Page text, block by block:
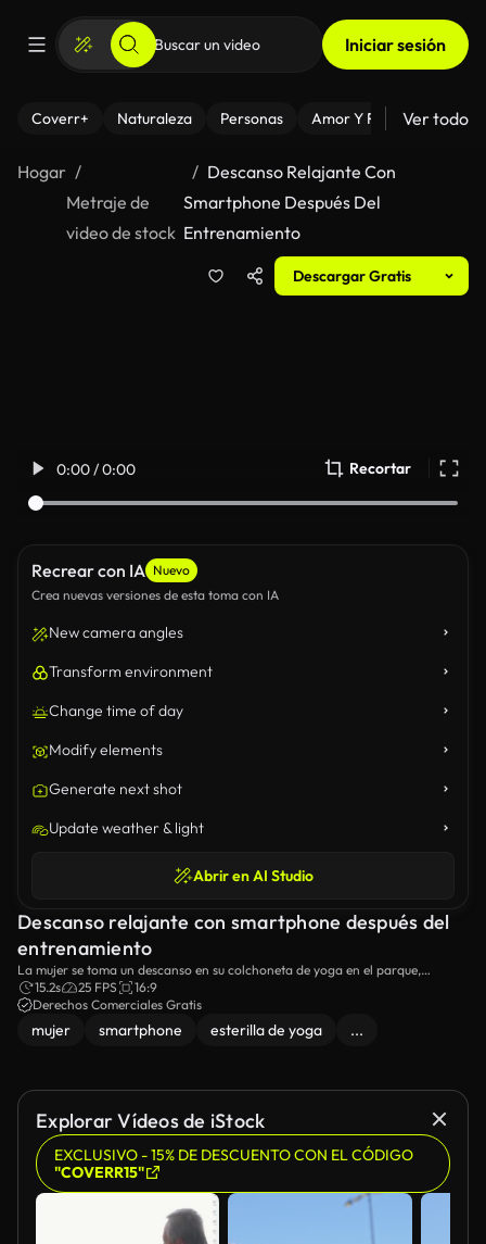
Iniciar sesión
Coverr+ Naturaleza Personas Amor Y Relaciones
Ver todo
Hogar
Metraje de
video de stock
Descanso Relajante Con
Smartphone Después Del
Entrenamiento
Descargar Gratis
0:00 / 0:00 Recortar
Recrear con IA Nuevo
Crea nuevas versiones de esta toma con IA
New camera angles
Transform environment
Change time of day
Modify elements
Generate next shot
Update weather & light
Abrir en AI Studio
Descanso relajante con smartphone después del
entrenamiento
La mujer se toma un descanso en su colchoneta de yoga en el parque,
revisando su teléfono inteligente después de hacer ejercicio.
15.2s 25 FPS
16:9
Derechos Comerciales Gratis
mujer smartphone esterilla de yoga ...
Explorar Vídeos de iStock
EXCLUSIVO - 15% DE DESCUENTO CON EL CÓDIGO
"COVERR15"